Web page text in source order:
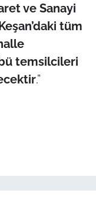
ve Sanayi
tüm
temsilcileri
.”